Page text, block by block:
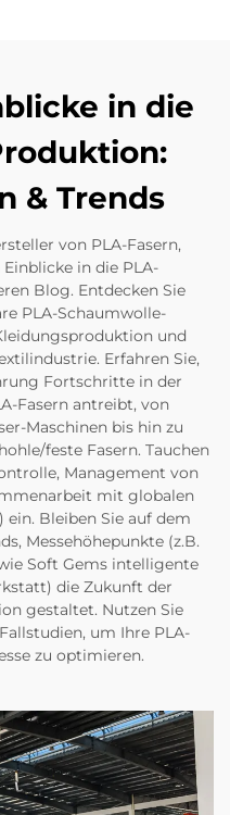
in die
& Trends
von PLA-Fasern,
in die PLA-
Blog. Entdecken Sie
PLA-Schaumwolle-
und
Erfahren Sie,
Fortschritte in der
Fasern antreibt, von
Maschinen bis hin zu
feste Fasern. Tauchen
Management von
mit globalen
ein. Bleiben Sie auf dem
Messehöhepunkte (z.B.
Soft Gems intelligente
die Zukunft der
gestaltet. Nutzen Sie
um Ihre PLA-
zu optimieren.